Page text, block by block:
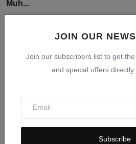
JOIN OUR
Join our subscribers list to get
and special offers
Subscribe
Muh...